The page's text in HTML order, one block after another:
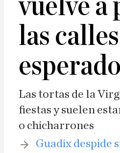
vuelve a
las
Las tortas de la
fiestas y suelen
o chicharrones
Guadix despide